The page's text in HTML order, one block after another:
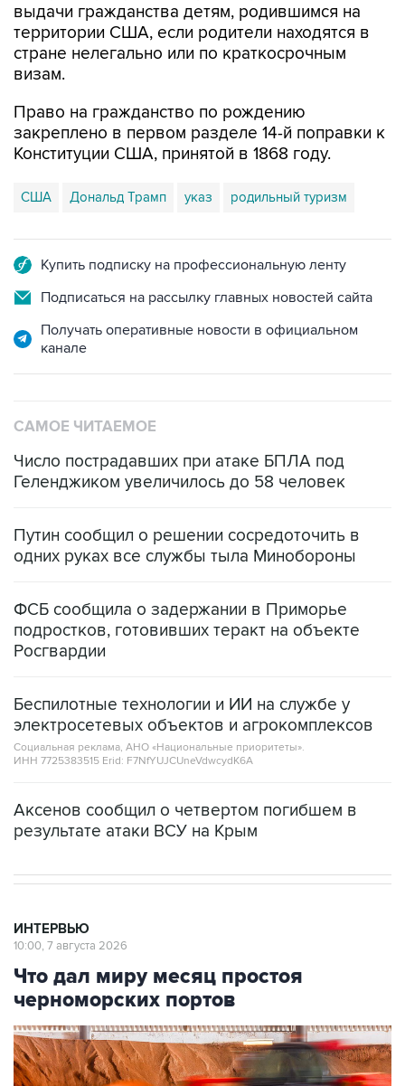
выдачи гражданства детям, родившимся на
территории США, если родители находятся в
стране нелегально или по краткосрочным
визам.
Право на гражданство по рождению
закреплено в первом разделе 14-й поправки к
Конституции США, принятой в 1868 году.
США Дональд Трамп указ родильный туризм
Купить подписку на профессиональную ленту
Подписаться на рассылку главных новостей сайта
Получать оперативные новости в официальном
канале
САМОЕ ЧИТАЕМОЕ
Число пострадавших при атаке БПЛА под
Геленджиком увеличилось до 58 человек
Путин сообщил о решении сосредоточить в
одних руках все службы тыла Минобороны
ФСБ сообщила о задержании в Приморье
подростков, готовивших теракт на объекте
Росгвардии
Беспилотные технологии и ИИ на службе у
электросетевых объектов и агрокомплексов
Социальная реклама, АНО «Национальные приоритеты».
ИНН 7725383515 Erid: F7NfYUJCUneVdwcydK6A
Аксенов сообщил о четвертом погибшем в
результате атаки ВСУ на Крым
ИНТЕРВЬЮ
10:00, 7 августа 2026
Что дал миру месяц простоя
черноморских портов